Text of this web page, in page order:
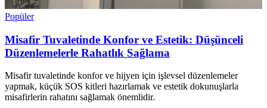
Popüler
Misafir Tuvaletinde Konfor ve Estetik: Düşünceli
Düzenlemelerle Rahatlık Sağlama
Misafir tuvaletinde konfor ve hijyen için işlevsel düzenlemeler
yapmak, küçük SOS kitleri hazırlamak ve estetik dokunuşlarla
misafirlerin rahatını sağlamak önemlidir.